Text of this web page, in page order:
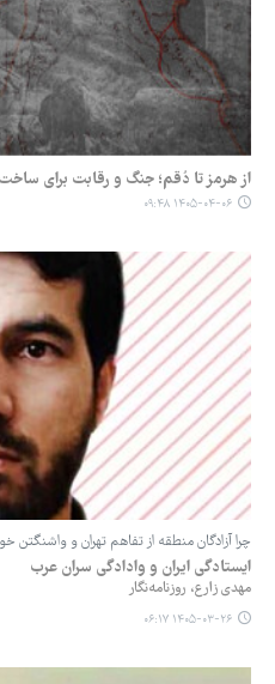
از هرمز تا دُقم؛ جنگ و رقابت برای
۱۴۰۵-۰۴-۰۶ ۰۹:۴۸
چرا آزادگان منطقه از تفاهم تهران و واشنگتن
ایستادگی ایران و وادادگی سران عرب
مهدی زارع، روزنامه‌نگار
۱۴۰۵-۰۳-۲۶ ۰۶:۱۷